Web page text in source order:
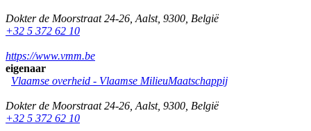
Dokter de Moorstraat 24-26 Aalst, 9300 België
+32 5 372 62 10
https://www.vmm.be
eigenaar
Vlaamse overheid - Vlaamse MilieuMaatschappij
Dokter de Moorstraat 24-26 Aalst, 9300 België
+32 5 372 62 10